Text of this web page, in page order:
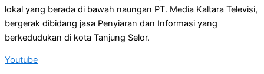
lokal yang berada di bawah naungan PT. Media Kaltara Televisi,
bergerak dibidang jasa Penyiaran dan Informasi yang
berkedudukan di kota Tanjung Selor.
Youtube